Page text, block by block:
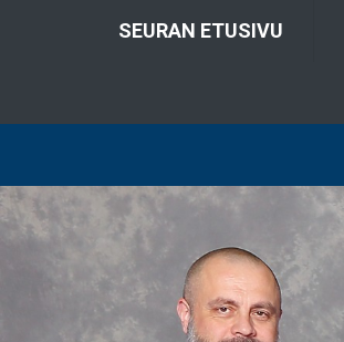
SEURAN ETUSIVU